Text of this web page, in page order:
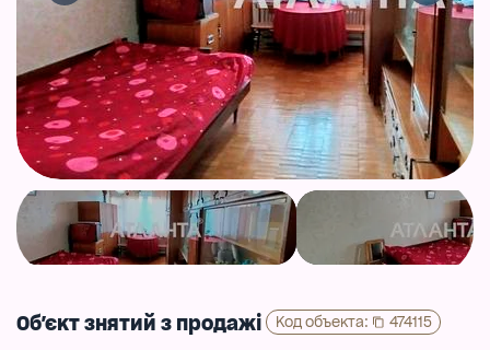
Об'єкт знятий з продажі Код объекта: 474115